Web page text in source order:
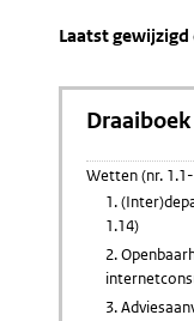
Laatst gewijzigd
Wetten (nr.
1.
1.14)
2.
3.